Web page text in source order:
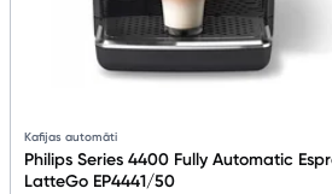
Kafijas automāti
Philips Series 4400 Fully Automatic
LatteGo EP4441/50